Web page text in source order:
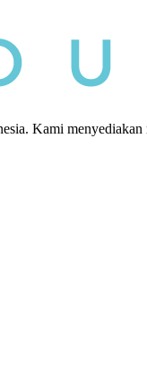
Kami